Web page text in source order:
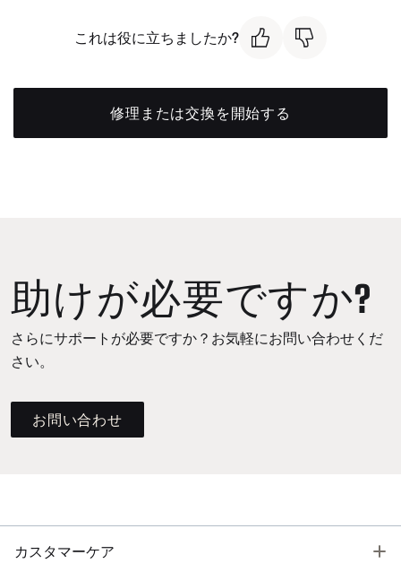
これは役に立ちましたか?
修理または交換を開始する
助けが必要ですか?
さらにサポートが必要ですか？お気軽にお問い合わせくだ
さい。
お問い合わせ
カスタマーケア